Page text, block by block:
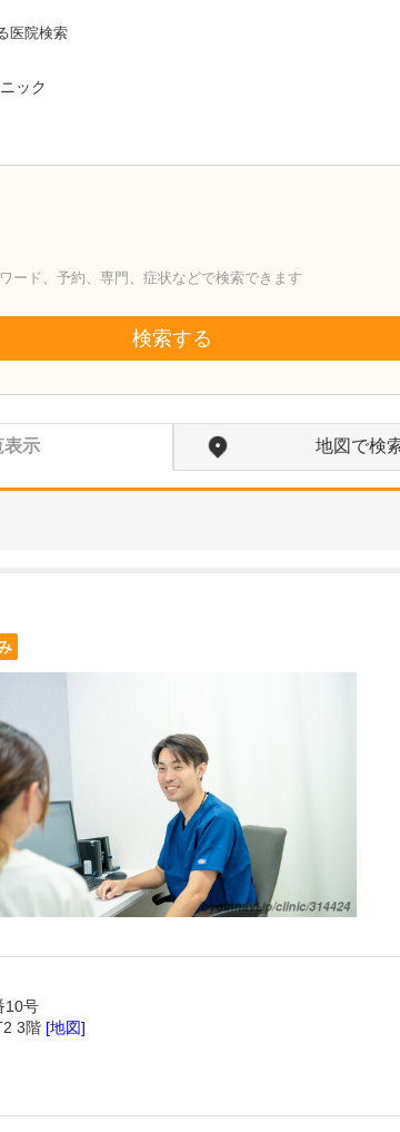
医院検索
ック
ード、予約、専門、症状などで検索できます
検索する
表示 地図で検
10号
3階 [地図]
東京都八王子市
おなかクリニック
村井 隆三院